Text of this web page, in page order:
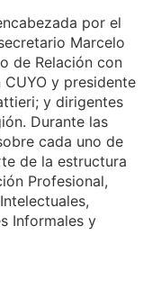
por el
Marcelo
de Relación con
y presidente
y dirigentes
Durante las
cada uno de
de la estructura
Profesional,
Informales y